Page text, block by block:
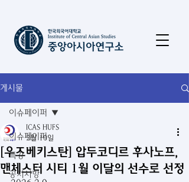
게시물
이슈페이퍼
특강
공지사항
이슈페이퍼
[우즈베키스탄] 압두코디르 후사노프,
맨체스터 시티 1월 이달의 선수로 선정
ICAS HUFS
2월 10일